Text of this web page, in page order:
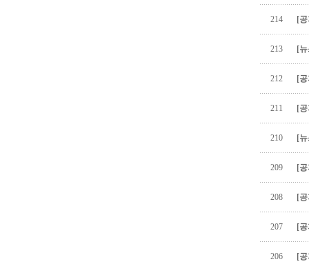
214 [
213 [
212 [
211 [
210 [
209 [
208 [
207 [
206 [